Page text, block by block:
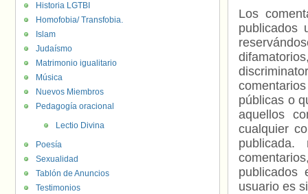
Los
publicados
públicas o
aquellos
cualquier
usuario es
Historia LGTBI
Homofobia/ Transfobia.
Islam
Judaísmo
Matrimonio igualitario
Música
Nuevos Miembros
Pedagogía oracional
Lectio Divina
Poesía
Sexualidad
Tablón de Anuncios
Testimonios